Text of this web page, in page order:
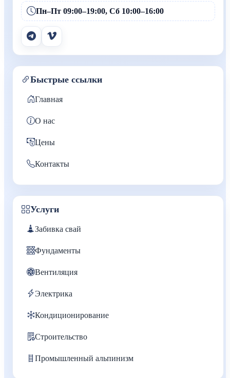
Пн–Пт 09:00–19:00, Сб 10:00–16:00
Быстрые ссылки
Главная
О нас
Цены
Контакты
Услуги
Забивка свай
Фундаменты
Вентиляция
Электрика
Кондиционирование
Строительство
Промышленный альпинизм